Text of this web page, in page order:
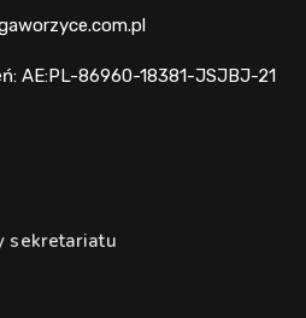
AE:PL-86960-18381-JSJBJ-21
sekretariatu